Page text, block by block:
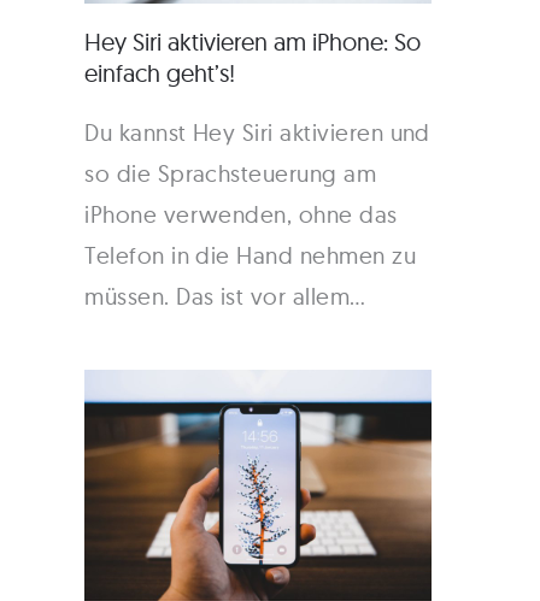
Hey Siri aktivieren am iPhone: So
einfach geht’s!
Du kannst Hey Siri aktivieren und
so die Sprachsteuerung am
iPhone verwenden, ohne das
Telefon in die Hand nehmen zu
müssen. Das ist vor allem…